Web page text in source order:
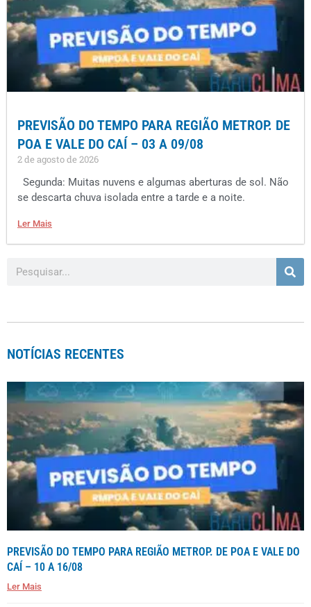
PREVISÃO DO TEMPO PARA REGIÃO METROP. DE
POA E VALE DO CAÍ – 03 A 09/08
2 de agosto de 2026
Segunda: Muitas nuvens e algumas aberturas de sol. Não
se descarta chuva isolada entre a tarde e a noite.
Ler Mais
NOTÍCIAS RECENTES
PREVISÃO DO TEMPO PARA REGIÃO METROP. DE POA E VALE DO
CAÍ – 10 A 16/08
Ler Mais